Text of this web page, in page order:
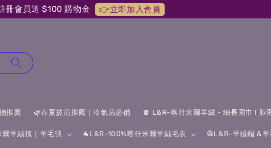
冊會員送 $100 購物金 👉立即加入會員
推薦 🌿春夏披肩推薦｜冷氣房必備 🧣 L&R-喀什米爾羊絨 - 細長圍巾 I 脖
羊絨毯｜羊毛毯 🐐L&R-100%喀什米爾羊絨毛衣 🧶L&R-羊絨帽 &